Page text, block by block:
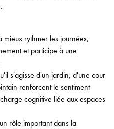
mieux rythmer les journées,
et participe à une
s'agisse d'un jardin, d'une cour
renforcent le sentiment
cognitive liée aux espaces
rôle important dans la